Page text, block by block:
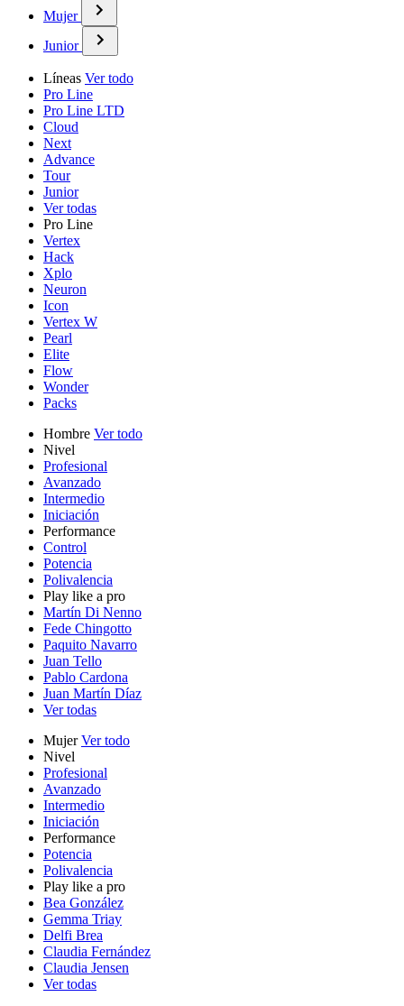
Mujer
Junior
Líneas Ver todo
Pro Line
Pro Line LTD
Cloud
Next
Advance
Tour
Junior
Ver todas
Pro Line
Vertex
Hack
Xplo
Neuron
Icon
Vertex W
Pearl
Elite
Flow
Wonder
Packs
Hombre Ver todo
Nivel
Profesional
Avanzado
Intermedio
Iniciación
Performance
Control
Potencia
Polivalencia
Play like a pro
Martín Di Nenno
Fede Chingotto
Paquito Navarro
Juan Tello
Pablo Cardona
Juan Martín Díaz
Ver todas
MujerVer todo
Nivel
Profesional
Avanzado
Intermedio
Iniciación
Performance
Potencia
Polivalencia
Play like a pro
Bea González
Gemma Triay
Delfi Brea
Claudia Fernández
Claudia Jensen
Ver todas